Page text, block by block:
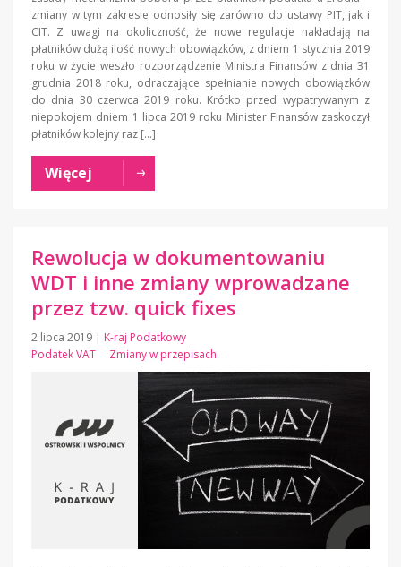
zmiany w tym zakresie odnosiły się zarówno do ustawy PIT, jak i
CIT. Z uwagi na okoliczność, że nowe regulacje nakładają na
płatników dużą ilość nowych obowiązków, z dniem 1 stycznia 2019
roku w życie weszło rozporządzenie Ministra Finansów z dnia 31
grudnia 2018 roku, odraczające spełnianie nowych obowiązków
do dnia 30 czerwca 2019 roku. Krótko przed wypatrywanym z
niepokojem dniem 1 lipca 2019 roku Minister Finansów zaskoczył
płatników kolejny raz […]
Więcej
Rewolucja w dokumentowaniu
WDT i inne zmiany wprowadzane
przez tzw. quick fixes
2 lipca 2019 | K-raj Podatkowy
Podatek VAT
Zmiany w przepisach